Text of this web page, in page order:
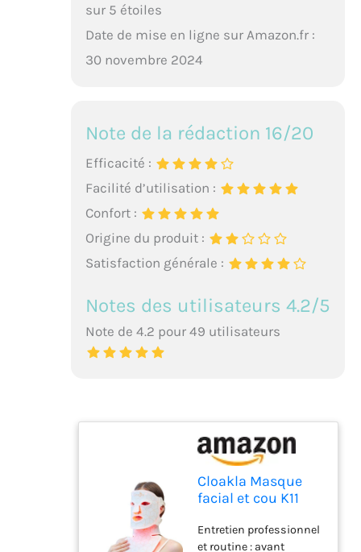
sur 5 étoiles
Date de mise en ligne sur Amazon.fr :
30 novembre 2024
Note de la rédaction 16/20
Efficacité :
Facilité d’utilisation :
Confort :
Origine du produit :
Satisfaction générale :
Notes des utilisateurs 4.2/5
Note de 4.2 pour 49 utilisateurs
Cloakla Masque
facial et cou K11
par lumière rouge |
Entretien professionnel
et routine : avant